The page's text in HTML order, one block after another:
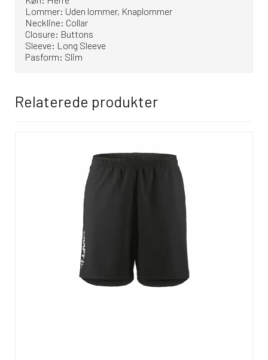
Lommer: Uden lommer, Knaplommer
Neckline: Collar
Closure: Buttons
Sleeve: Long Sleeve
Pasform: Slim
Relaterede produkter